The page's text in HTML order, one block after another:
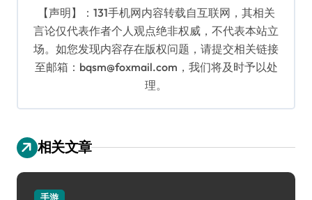
【声明】：131手机网内容转载自互联网，其相关
言论仅代表作者个人观点绝非权威，不代表本站立
场。如您发现内容存在版权问题，请提交相关链接
至邮箱：bqsm@foxmail.com，我们将及时予以处
理。
相关文章
手游